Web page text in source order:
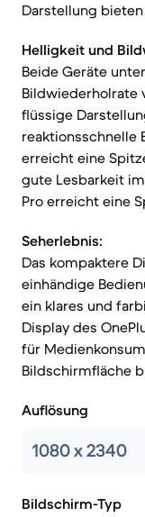
Darstellung bieten
Helligkeit und
Beide Geräte
Bildwiederholrate
flüssige
reaktionsschnelle
erreicht eine
gute Lesbarkeit
Pro erreicht eine
Seherlebnis:
Das kompaktere
einhändige
ein klares und
Display des
für
Bildschirmfläche
Auflösung
1080 x 2340
Bildschirm-Typ